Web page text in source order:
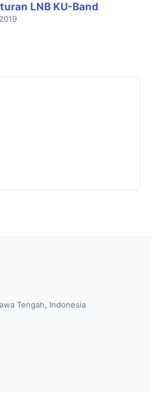
LNB KU-Band
Tengah, Indonesia